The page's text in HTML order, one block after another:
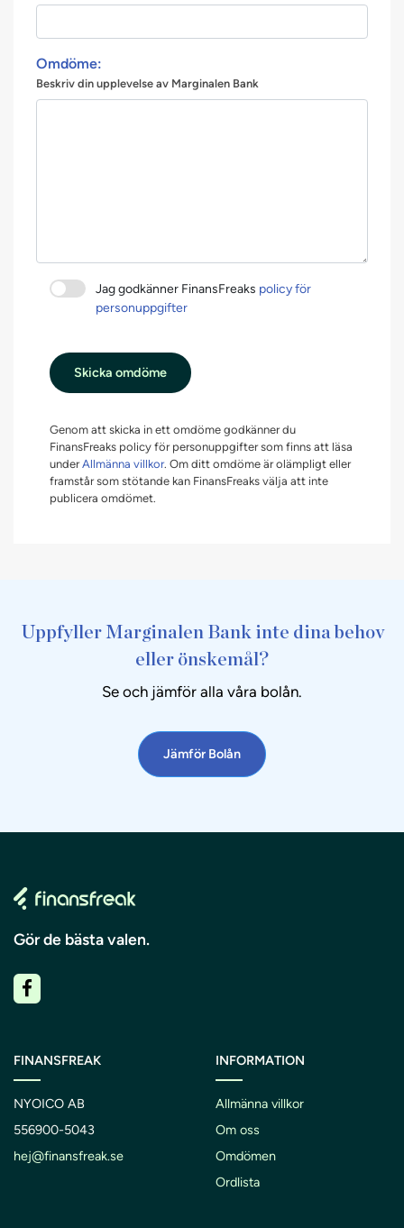
Omdöme:
Beskriv din upplevelse av Marginalen Bank
Jag godkänner FinansFreaks policy för
personuppgifter
Skicka omdöme
Genom att skicka in ett omdöme godkänner du
FinansFreaks policy för personuppgifter som finns att läsa
underAllmänna villkor. Om ditt omdöme är olämpligt eller
framstår som stötande kan FinansFreaks välja att inte
publicera omdömet.
Uppfyller Marginalen Bank inte dina behov
eller önskemål?
Se och jämför alla våra bolån.
Jämför Bolån
Gör de bästa valen.
FINANSFREAK
NYOICO AB
556900-5043
hej@finansfreak.se
INFORMATION
Allmänna villkor
Om oss
Omdömen
Ordlista